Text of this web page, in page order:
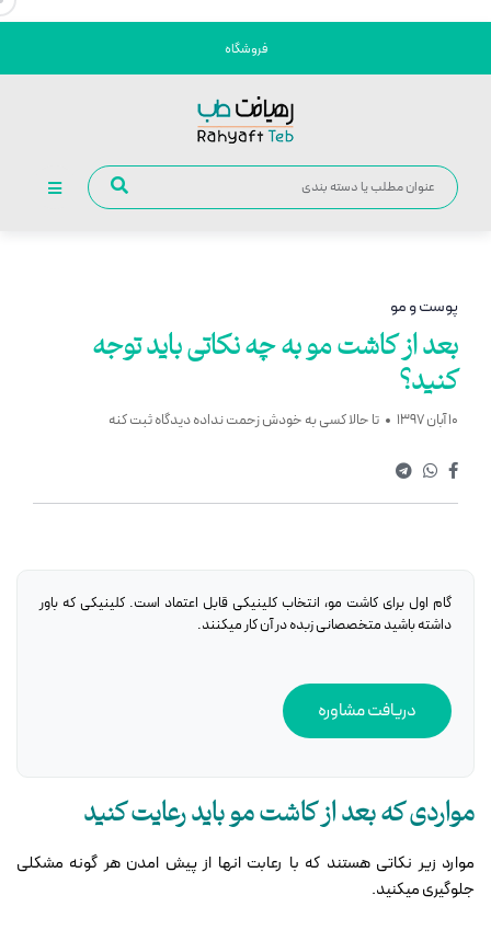
فروشگاه
پوست و مو
بعد از کاشت مو به چه نکاتی باید توجه
کنید؟
10 آبان 1397 تا حالا کسی به خودش زحمت نداده دیدگاه ثبت کنه
گام اول برای کاشت مو، انتخاب کلینیکی قابل اعتماد است. کلینیکی که باور
داشته باشید متخصصانی زبده در آن کار میکنند.
دریافت مشاوره
مواردی که بعد از کاشت مو باید رعایت کنید
موارد زیر نکاتی هستند که با رعابت انها از پیش امدن هر گونه مشکلی
جلوگیری میکنید.